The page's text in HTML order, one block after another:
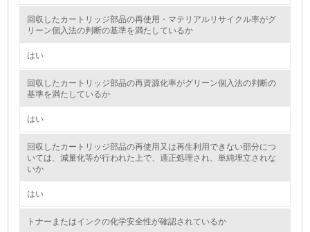
環境取り組み体制と成果を定期的に検証して次の活動に活
かしている
従業員が環境方針に基づいて自分の業務の中で行うべき環
境対策を理解し、実践している
環境活動に関する規格やプログラムを導入している
→ 導入している規格名
第三者認証を取得している
回収したカートリッジ部品の再使用・マテリアルリサイクル率がグ
リーン個入法の判断の基準を満たしているか
はい
回収したカートリッジ部品の再資源化率がグリーン個入法の判断の
基準を満たしているか
はい
回収したカートリッジ部品の再使用又は再生利用できない部分につ
いては、減量化等が行われた上で、適正処理され、単純埋立されな
いか
はい
トナーまたはインクの化学安全性が確認されているか